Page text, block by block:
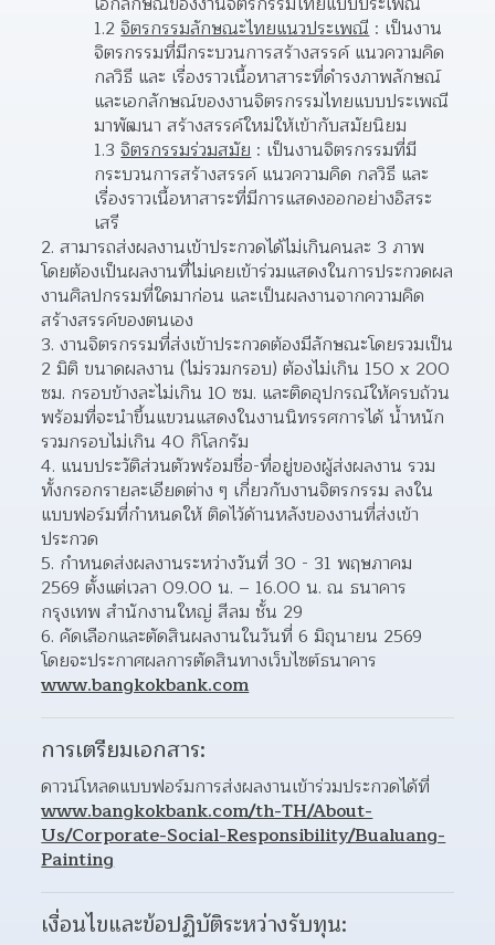
1.2 จิตรกรรมลักษณะไทยแนวประเพณี : เป็นงาน
จิตรกรรมที่มีกระบวนการสร้างสรรค์ แนวความคิด
กลวิธี และ เรื่องราวเนื้อหาสาระที่ดำรงภาพลักษณ์
และเอกลักษณ์ของงานจิตรกรรมไทยแบบประเพณี
มาพัฒนา สร้างสรรค์ใหม่ให้เข้ากับสมัยนิยม
1.3 จิตรกรรมร่วมสมัย : เป็นงานจิตรกรรมที่มี
กระบวนการสร้างสรรค์ แนวความคิด กลวิธี และ
เรื่องราวเนื้อหาสาระที่มีการแสดงออกอย่างอิสระ
เสรี
2. สามารถส่งผลงานเข้าประกวดได้ไม่เกินคนละ 3 ภาพ
โดยต้องเป็นผลงานที่ไม่เคยเข้าร่วมแสดงในการประกวดผล
งานศิลปกรรมที่ใดมาก่อน และเป็นผลงานจากความคิด
สร้างสรรค์ของตนเอง
3. งานจิตรกรรมที่ส่งเข้าประกวดต้องมีลักษณะโดยรวมเป็น
2 มิติ ขนาดผลงาน (ไม่รวมกรอบ) ต้องไม่เกิน 150 x 200
ซม. กรอบข้างละไม่เกิน 10 ซม. และติดอุปกรณ์ให้ครบถ้วน
พร้อมที่จะนำขึ้นแขวนแสดงในงานนิทรรศการได้ น้ำหนัก
รวมกรอบไม่เกิน 40 กิโลกรัม
4. แนบประวัติส่วนตัวพร้อมชื่อ-ที่อยู่ของผู้ส่งผลงาน รวม
ทั้งกรอกรายละเอียดต่าง ๆ เกี่ยวกับงานจิตรกรรม ลงใน
แบบฟอร์มที่กำหนดให้ ติดไว้ด้านหลังของงานที่ส่งเข้า
ประกวด
5. กำหนดส่งผลงานระหว่างวันที่ 30 - 31 พฤษภาคม
2569 ตั้งแต่เวลา 09.00 น. – 16.00 น. ณ ธนาคาร
กรุงเทพ สำนักงานใหญ่ สีลม ชั้น 29
6. คัดเลือกและตัดสินผลงานในวันที่ 6 มิถุนายน 2569
www.bangkokbank.com
การเตรียมเอกสาร:
www.bangkokbank.com/th-TH/About-
Us/Corporate-Social-Responsibility/Bualuang-
Painting
เงื่อนไขและข้อปฏิบัติระหว่างรับทุน: